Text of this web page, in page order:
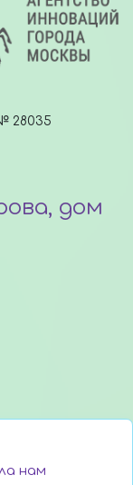
28035
дом
нам